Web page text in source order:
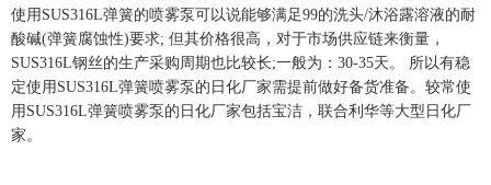
使用SUS316L弹簧的喷雾泵可以说能够满足99的洗头/沐浴露溶液的耐
酸碱(弹簧腐蚀性)要求; 但其价格很高，对于市场供应链来衡量，
SUS316L钢丝的生产采购周期也比较长;一般为：30-35天。 所以有稳
定使用SUS316L弹簧喷雾泵的日化厂家需提前做好备货准备。较常使
用SUS316L弹簧喷雾泵的日化厂家包括宝洁，联合利华等大型日化厂
家。